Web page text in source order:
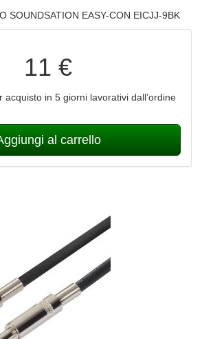
SOUNDSATION EASY-CON EICJJ-9BK
11 €
in 5 giorni lavorativi dall’ordine
al carrello